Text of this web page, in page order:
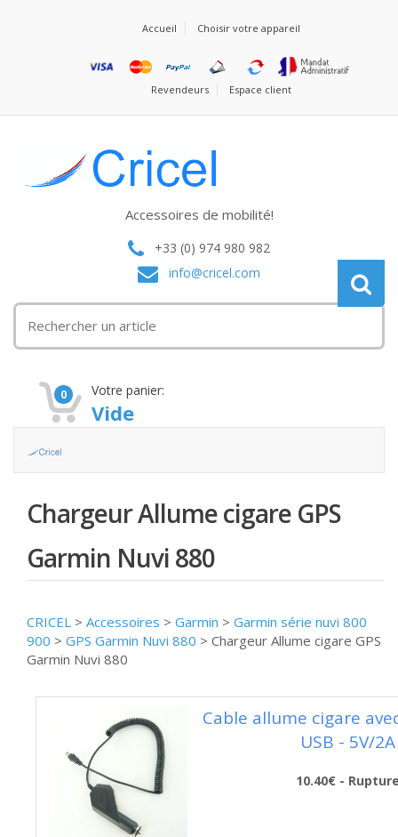
Accueil Choisir votre appareil
Revendeurs Espace client
Accessoires de mobilité!
+33 (0) 974 980 982
info@cricel.com
0 Votre panier:
Vide
Chargeur Allume cigare GPS
Garmin Nuvi 880
CRICEL > Accessoires > Garmin > Garmin série nuvi 800
900 > GPS Garmin Nuvi 880 > Chargeur Allume cigare GPS
Garmin Nuvi 880
Cable allume cigare
USB - 5V/2A
10.40€ -